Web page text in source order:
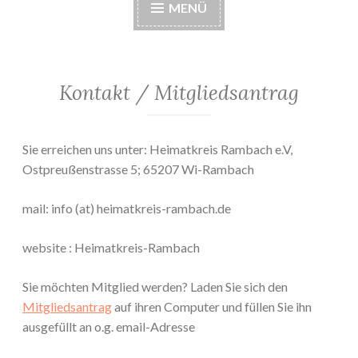
MENÜ
Kontakt / Mitgliedsantrag
Sie erreichen uns unter: Heimatkreis Rambach e.V,
Ostpreußenstrasse 5; 65207 Wi-Rambach
mail: info (at) heimatkreis-rambach.de
website : Heimatkreis-Rambach
Sie möchten Mitglied werden? Laden Sie sich den
Mitgliedsantragauf ihren Computer und füllen Sie ihn
ausgefüllt an o.g. email-Adresse